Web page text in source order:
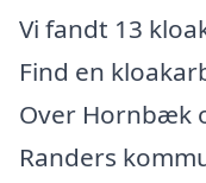
Vi fandt 13
Find en
Over Hornbæk
Randers